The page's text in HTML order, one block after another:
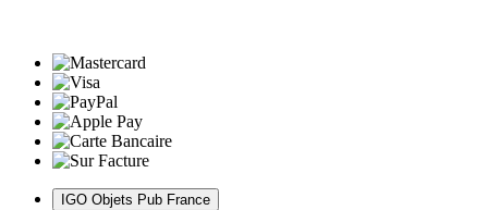
IGO Objets Pub France